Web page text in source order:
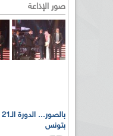
صور الإذاعة
بتونس